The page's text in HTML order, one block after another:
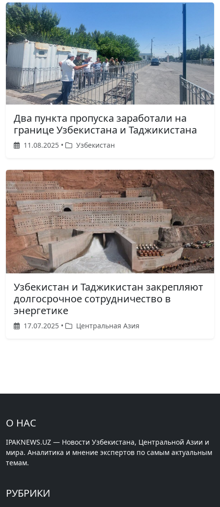
Два пункта пропуска заработали на
границе Узбекистана и Таджикистана
11.08.2025 • Узбекистан
Узбекистан и Таджикистан закрепляют
долгосрочное сотрудничество в
энергетике
17.07.2025 • Центральная Азия
О НАС
IPAKNEWS.UZ — Новости Узбекистана, Центральной Азии и
мира. Аналитика и мнение экспертов по самым актуальным
темам.
РУБРИКИ